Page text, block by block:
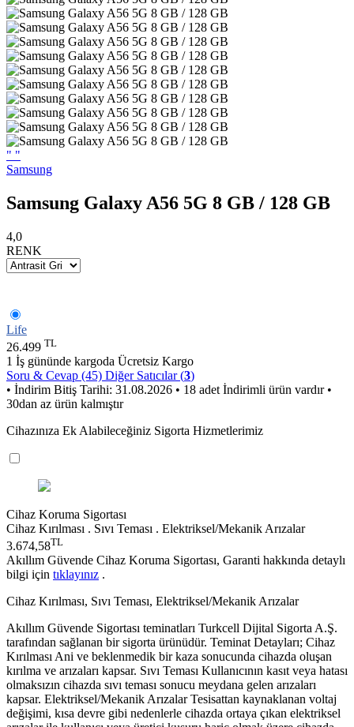
" "
Samsung
Samsung Galaxy A56 5G 8 GB / 128 GB
4,0
RENK
Life
26.499 TL
1 İş gününde kargoda Ücretsiz Kargo
Soru & Cevap (45) Diğer Satıcılar (3)
• İndirim Bitiş Tarihi: 31.08.2026 • 18 adet İndirimli ürün vardır •
30dan az ürün kalmıştır
Cihazınıza Ek Alabileceğiniz Sigorta Hizmetlerimiz
Cihaz Koruma Sigortası
Cihaz Kırılması . Sıvı Teması . Elektriksel/Mekanik Arızalar
3.674,58TL
Akıllım Güvende Cihaz Koruma Sigortası, Garanti hakkında detaylı
bilgi için tıklayınız .
Cihaz Kırılması, Sıvı Teması, Elektriksel/Mekanik Arızalar
Akıllım Güvende Sigortası teminatları Turkcell Dijital Sigorta A.Ş.
tarafından sağlanan bir sigorta ürünüdür. Teminat Detayları; Cihaz
Kırılması Ani ve beklenmedik bir kaza sonucunda cihazda oluşan
kırılma ve arızaları kapsar. Sıvı Teması Kullanıcının kasıt veya hatası
olmaksızın cihazda sıvı teması sonucu meydana gelen arızaları
kapsar. Elektriksel/Mekanik Arızalar Tesisattan kaynaklanan voltaj
değişimi, kısa devre gibi nedenlerle cihazda ortaya çıkan elektriksel